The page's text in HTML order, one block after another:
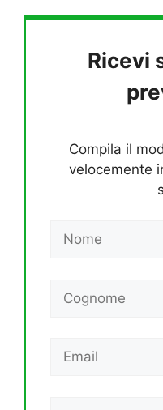
Ricevi
Compila il
velocemente